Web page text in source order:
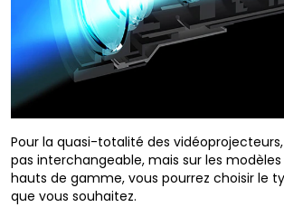
Pour la quasi-totalité des vidéoprojecteurs,
pas interchangeable, mais sur les
hauts de gamme, vous pourrez choisir le
que vous souhaitez.